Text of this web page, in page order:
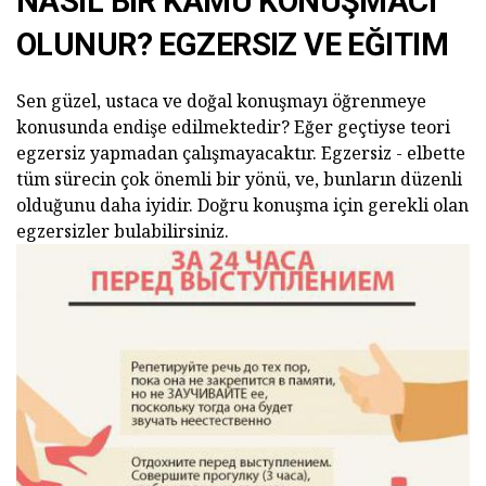
OLUNUR? EGZERSIZ VE EĞITIM
Sen güzel, ustaca ve doğal konuşmayı öğrenmeye
konusunda endişe edilmektedir? Eğer geçtiyse teori
egzersiz yapmadan çalışmayacaktır. Egzersiz - elbette
tüm sürecin çok önemli bir yönü, ve, bunların düzenli
olduğunu daha iyidir. Doğru konuşma için gerekli olan
egzersizler bulabilirsiniz.